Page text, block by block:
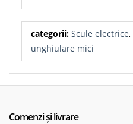
categorii: Scule electrice,
unghiulare mici
Comenzi și livrare